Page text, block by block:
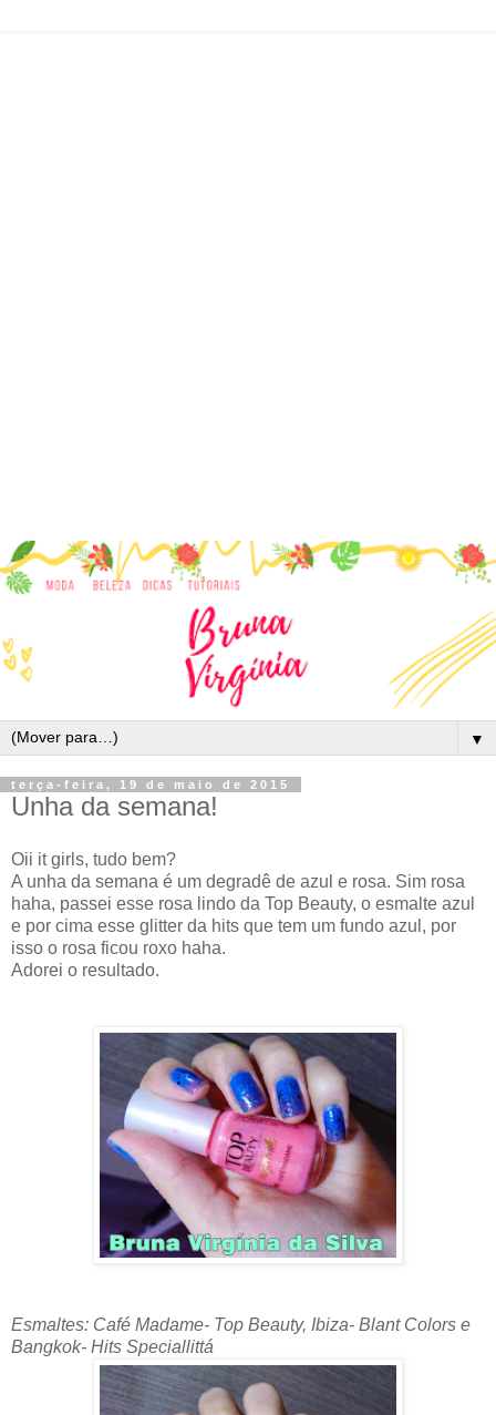
▼
terça-feira, 19 de maio de 2015
Unha da semana!
Oii it girls, tudo bem?
A unha da semana é um degradê de azul e rosa. Sim rosa
haha, passei esse rosa lindo da Top Beauty, o esmalte azul
e por cima esse glitter da hits que tem um fundo azul, por
isso o rosa ficou roxo haha.
Adorei o resultado.
Esmaltes: Café Madame- Top Beauty, Ibiza- Blant Colors e
Bangkok- Hits Speciallittá